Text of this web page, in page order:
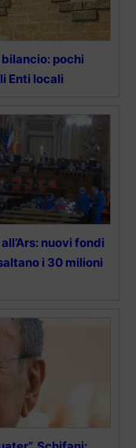
pochi
Enti locali
nuovi fondi
i 30 milioni